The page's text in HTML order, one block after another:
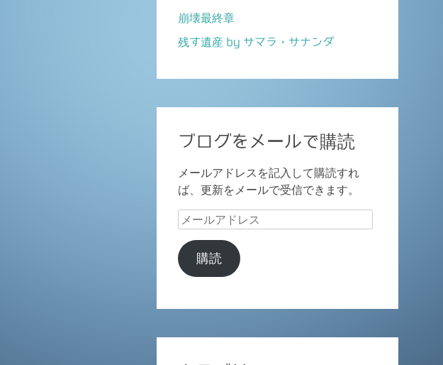
崩壊最終章
残す遺産 by サマラ・サナンダ
ブログをメールで購読
メールアドレスを記入して購読すれ
ば、更新をメールで受信できます。
メ
ル
ア
購読